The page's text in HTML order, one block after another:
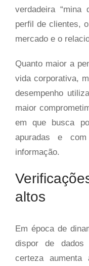
verdadeira “mina
perfil de clientes,
mercado e o
Quanto maior a
vida corporativa,
desempenho
maior
em que busca
apuradas e
informação.
altos
Em época de
dispor de
certeza aumenta